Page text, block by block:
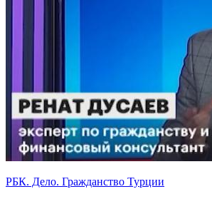
РБК. Дело. Гражданство Турции